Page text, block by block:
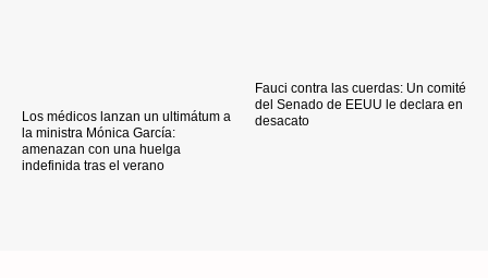
Los médicos lanzan un ultimátum a
la ministra Mónica García:
amenazan con una huelga
indefinida tras el verano
Fauci contra las cuerdas: Un comité
del Senado de EEUU le declara en
desacato